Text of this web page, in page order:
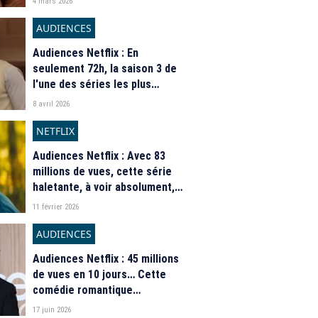
plateforme ?
AUDIENCES
Audiences Netflix : En
seulement 72h, la saison 3 de
l'une des séries les plus
attendues de l'année cumule
d'heures vues
8 avril 2026
NETFLIX
Audiences Netflix : Avec 83
millions de vues, cette série
haletante, à voir absolument,
file vers le top 10 all-time de la
11 février 2026
AUDIENCES
Audiences Netflix : 45 millions
de vues en 10 jours… Cette
comédie romantique
américaine est en passe de
17 juin 2026